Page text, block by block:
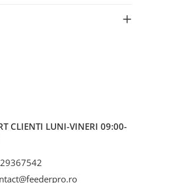
CLIENTI LUNI-VINERI 09:00-